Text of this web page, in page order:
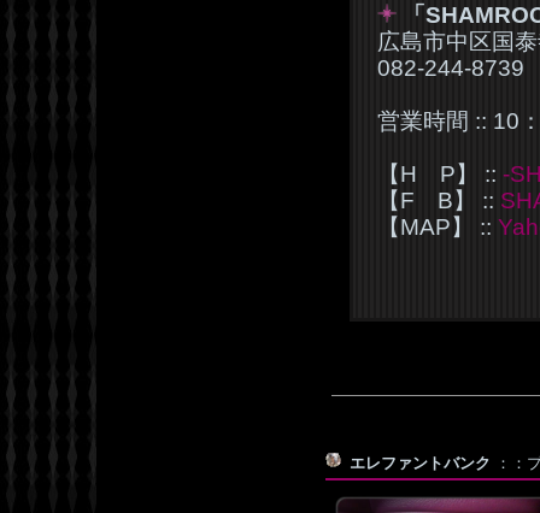
「
広島市中区国
082-244-8739
営業時間 :: 10
【H P】 :: -
【F B】 ::
【MAP】 ::
エレファントバンク ：：